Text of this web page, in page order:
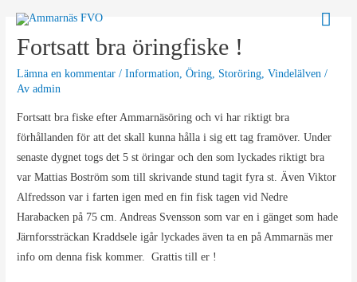
innehållFortsatt bra öringfiske !
Lämna en kommentar /Information,Öring, Storöring,Vindelälven /
Av admin
Fortsatt bra fiske efter Ammarnäsöring och vi har riktigt bra
förhållanden för att det skall kunna hålla i sig ett tag framöver. Under
senaste dygnet togs det 5 st öringar och den som lyckades riktigt bra
var Mattias Boström som till skrivande stund tagit fyra st. Även Viktor
Alfredsson var i farten igen med en fin fisk tagen vid Nedre
Harabacken på 75 cm. Andreas Svensson som var en i gänget som hade
Järnforssträckan Kraddsele igår lyckades även ta en på Ammarnäs mer
info om denna fisk kommer. Grattis till er !